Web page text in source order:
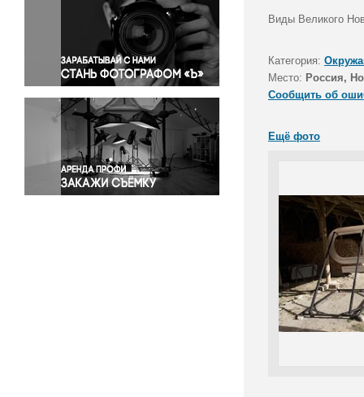
Политика
Правосудие
Происшествия и конфликты
Религия
Светская жизнь
Спорт
Экология
Экономика и бизнес
Виды Великого
Категория:
Место: Россия,
Сообщить об
Ещё фото